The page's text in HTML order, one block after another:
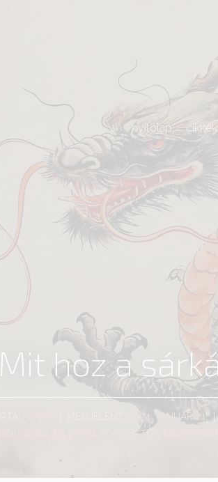
nyitólap cikkek
Mit hoz a
2024. JANUÁR 14.|
DILEMMA KONFLIKTUS NŐIES